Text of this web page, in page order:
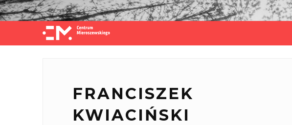
FRANCISZEK
KWIACIŃSKI